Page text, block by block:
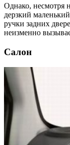
Однако, несмотря
дерзкий
ручки задних
неизменно
Салон